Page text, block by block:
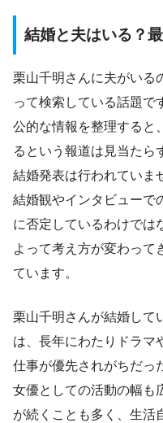
結婚と夫はいる？
栗山千明さんに夫がいる
って検索している話題で
公的な情報を整理すると
るという報道は見当たら
結婚発表は行われていま
結婚観やインタビューで
に否定しているわけでは
よって考え方が変わって
ています。
栗山千明さんが結婚して
は、長年にわたりドラマ
仕事が優先されがちだっ
女優としての活動の幅も
が続くことも多く、生活